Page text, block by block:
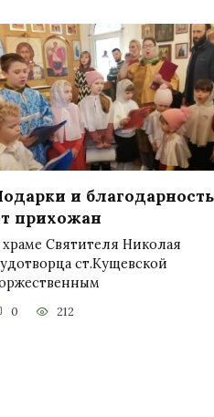
и благодарность
прихожан
храме Святителя Николая
ст.Кущевской
0 212